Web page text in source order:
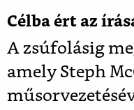
Célba ért az
A zsúfolásig
amely Steph